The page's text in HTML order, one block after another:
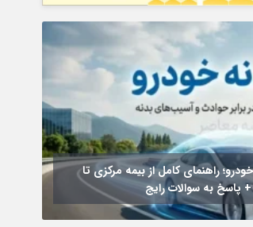
راهنمای کامل از بیمه مرکزی تا
پاسخ به سوالات رایج